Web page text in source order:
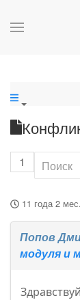
1
11 года 2
Попов
модуля и